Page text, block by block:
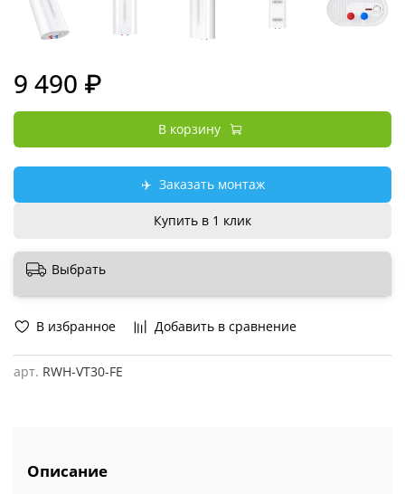
В избранное Добавить в сравнение
арт. RWH-VT30-FE
9 490 ₽
В корзину
✈️ Заказать монтаж
Купить в 1 клик
Выбрать
Описание